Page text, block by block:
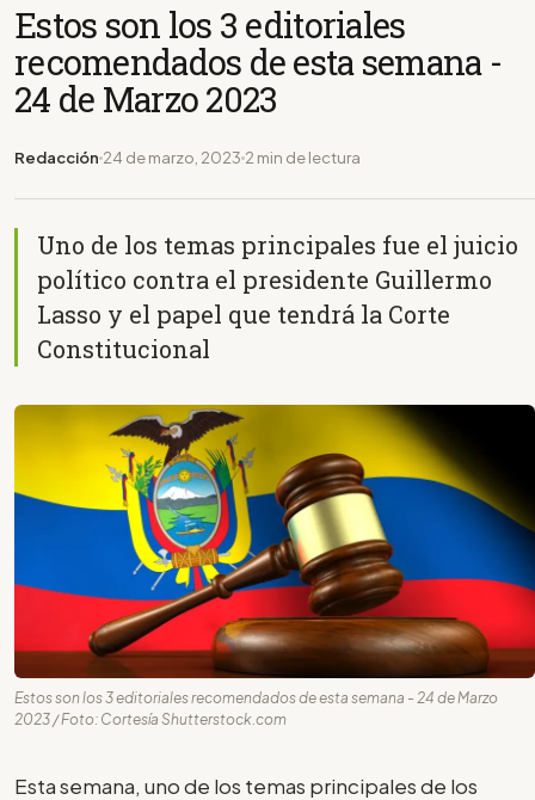
Estos son los 3 editoriales
recomendados de esta semana -
24 de Marzo 2023
Redacción 24 de marzo, 2023 2 min de lectura
Uno de los temas principales fue el juicio
político contra el presidente Guillermo
Lasso y el papel que tendrá la Corte
Constitucional
Estos son los 3 editoriales recomendados de esta semana - 24 de Marzo
2023 / Foto: Cortesía Shutterstock.com
Esta semana, uno de los temas principales de los